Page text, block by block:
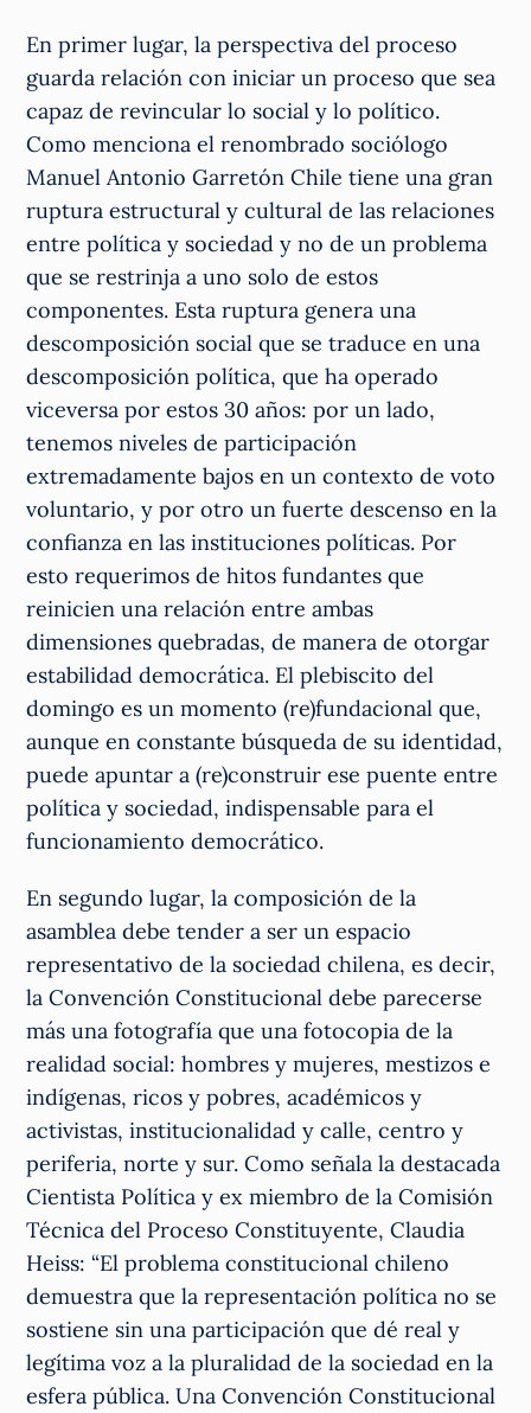
En primer lugar, la perspectiva del proceso
guarda relación con iniciar un proceso que sea
capaz de revincular lo social y lo político.
Como menciona el renombrado sociólogo
Manuel Antonio Garretón Chile tiene una gran
ruptura estructural y cultural de las relaciones
entre política y sociedad y no de un problema
que se restrinja a uno solo de estos
componentes. Esta ruptura genera una
descomposición social que se traduce en una
descomposición política, que ha operado
viceversa por estos 30 años: por un lado,
tenemos niveles de participación
extremadamente bajos en un contexto de voto
voluntario, y por otro un fuerte descenso en la
confianza en las instituciones políticas. Por
esto requerimos de hitos fundantes que
reinicien una relación entre ambas
dimensiones quebradas, de manera de otorgar
estabilidad democrática. El plebiscito del
domingo es un momento (re)fundacional que,
aunque en constante búsqueda de su identidad,
puede apuntar a (re)construir ese puente entre
política y sociedad, indispensable para el
funcionamiento democrático.
En segundo lugar, la composición de la
asamblea debe tender a ser un espacio
representativo de la sociedad chilena, es decir,
la Convención Constitucional debe parecerse
más una fotografía que una fotocopia de la
realidad social: hombres y mujeres, mestizos e
indígenas, ricos y pobres, académicos y
activistas, institucionalidad y calle, centro y
periferia, norte y sur. Como señala la destacada
Cientista Política y ex miembro de la Comisión
Técnica del Proceso Constituyente, Claudia
Heiss: “El problema constitucional chileno
demuestra que la representación política no se
sostiene sin una participación que dé real y
legítima voz a la pluralidad de la sociedad en la
esfera pública. Una Convención Constitucional